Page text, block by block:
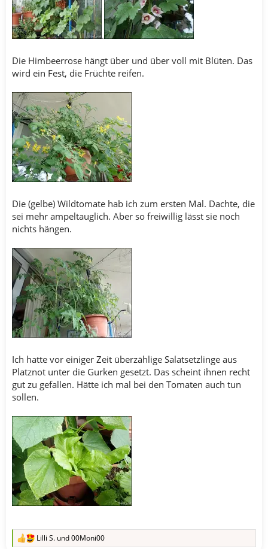
.
Die Himbeerrose hängt über und über voll mit Blüten. Das
wird ein Fest, die Früchte reifen.
Die (gelbe) Wildtomate hab ich zum ersten Mal. Dachte, die
sei mehr ampeltauglich. Aber so freiwillig lässt sie noch
nichts hängen.
Ich hatte vor einiger Zeit überzählige Salatsetzlinge aus
Platznot unter die Gurken gesetzt. Das scheint ihnen recht
gut zu gefallen. Hätte ich mal bei den Tomaten auch tun
sollen.
R
Lilli S. und00Moni00